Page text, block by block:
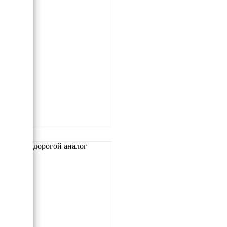
Самый дорогой аналог